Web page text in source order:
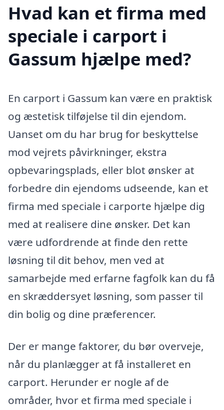
Hvad kan et firma med
speciale i carport i
Gassum hjælpe med?
En carport i Gassum kan være en praktisk
og æstetisk tilføjelse til din ejendom.
Uanset om du har brug for beskyttelse
mod vejrets påvirkninger, ekstra
opbevaringsplads, eller blot ønsker at
forbedre din ejendoms udseende, kan et
firma med speciale i carporte hjælpe dig
med at realisere dine ønsker. Det kan
være udfordrende at finde den rette
løsning til dit behov, men ved at
samarbejde med erfarne fagfolk kan du få
en skræddersyet løsning, som passer til
din bolig og dine præferencer.
Der er mange faktorer, du bør overveje,
når du planlægger at få installeret en
carport. Herunder er nogle af de
områder, hvor et firma med speciale i